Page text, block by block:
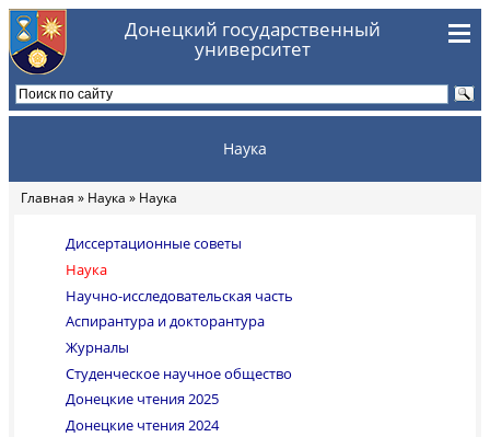
Перейти к основному содержаниюДонецкий государственный
университет
Наука
Вы здесь
Главная » Наука » Наука
Диссертационные советы
Наука
Научно-исследовательская часть
Аспирантура и докторантура
Журналы
Студенческое научное общество
Донецкие чтения 2025
Донецкие чтения 2024